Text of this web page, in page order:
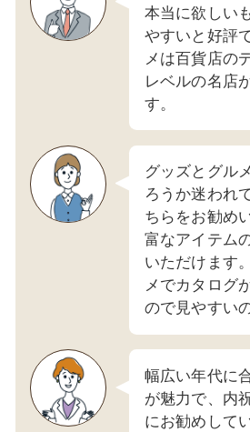
本当に欲しい
やすいと好評
メは百貨店の
レベルの名店
す。
グッズとグル
ろうか迷われ
ちらをお勧め
富なアイテム
いただけます
メでカタログ
ので見やすい
幅広い年代に
が魅力で、内
にお勧めして